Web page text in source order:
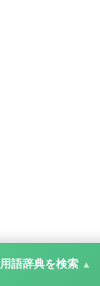
用語辞典を検索 ▲